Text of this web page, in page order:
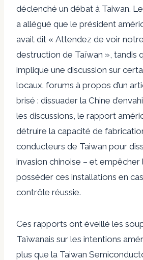
déclenché un débat à Taiwan.
a allégué que le président
avait dit « Attendez de voir
destruction de Taïwan », tandis
implique une discussion sur
locaux. forums à propos d’un
brisé : dissuader la Chine
les discussions, le rapport
détruire la capacité de
conducteurs de Taiwan pour
invasion chinoise – et empêcher
posséder ces installations en
contrôle réussie.
Ces rapports ont éveillé les
Taïwanais sur les intentions
plus que la Taiwan